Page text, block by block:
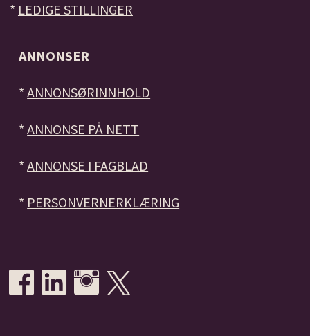
* LEDIGE STILLINGER
ANNONSER
*ANNONSØRINNHOLD
*ANNONSE PÅ NETT
*ANNONSE I FAGBLAD
* PERSONVERNERKLÆRING